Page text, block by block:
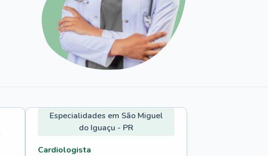
Especialidades em São Miguel
do Iguaçu - PR
Cardiologista